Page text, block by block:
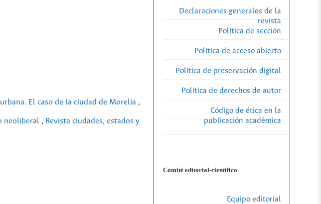
El caso de la ciudad de Morelia ,
neoliberal , Revista ciudades, estados y
Declaraciones generales de la
revista
Política de sección
Política de acceso abierto
Política de preservación digital
Política de derechos de autor
Código de ética en la
publicación académica
Comité editorial-científico
Equipo editorial